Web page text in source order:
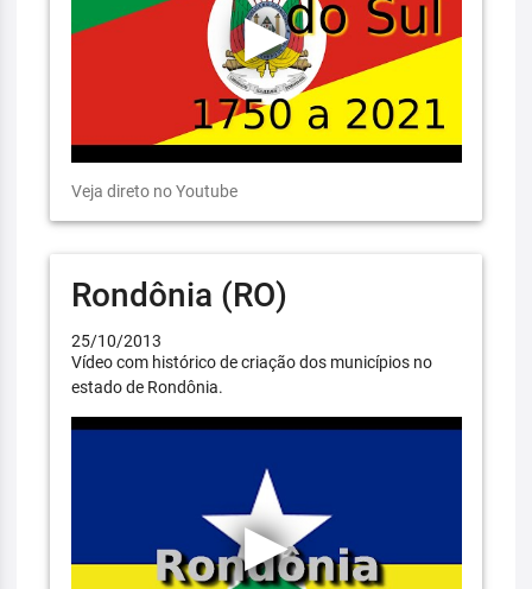
Veja direto no Youtube
Rondônia (RO)
25/10/2013
Vídeo com histórico de criação dos municípios no
estado de Rondônia.